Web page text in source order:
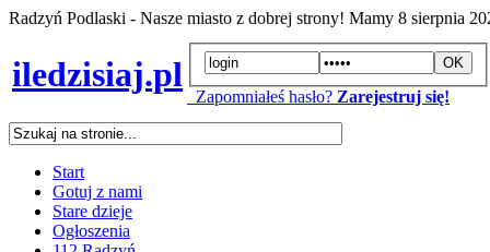
Radzyń Podlaski - Nasze miasto z dobrej strony! Mamy 8 sierpnia
iledzisiaj.pl
Zapomniałeś hasło? Zarejestruj się!
Start
Gotuj z nami
Stare dzieje
Ogłoszenia